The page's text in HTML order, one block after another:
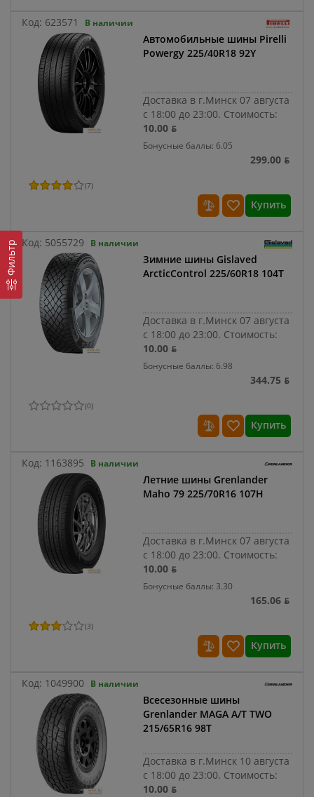
Фильтр
Код: 623571 В наличии
Автомобильные шины Pirelli
Powergy 225/40R18 92Y
Доставка в г.Минск 07 августа
с 18:00 до 23:00. Стоимость:
10.00 ƃ
Бонусные баллы: 6.05
299.00 ƃ
(7)
Купить
Код: 5055729 В наличии
Зимние шины Gislaved
ArcticControl 225/60R18 104T
Доставка в г.Минск 07 августа
с 18:00 до 23:00. Стоимость:
10.00 ƃ
Бонусные баллы: 6.98
344.75 ƃ
(0)
Купить
Код: 1163895 В наличии
Летние шины Grenlander
Maho 79 225/70R16 107H
Доставка в г.Минск 07 августа
с 18:00 до 23:00. Стоимость:
10.00 ƃ
Бонусные баллы: 3.30
165.06 ƃ
(3)
Купить
Код: 1049900 В наличии
Всесезонные шины
Grenlander MAGA A/T TWO
215/65R16 98T
Доставка в г.Минск 10 августа
с 18:00 до 23:00. Стоимость:
10.00 ƃ